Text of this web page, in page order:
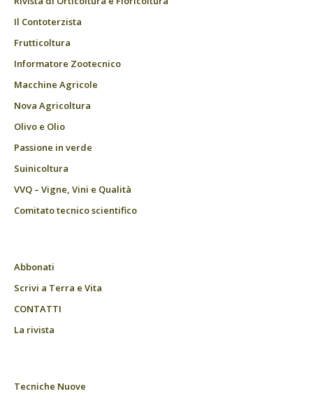
Il Contoterzista
Frutticoltura
Informatore Zootecnico
Macchine Agricole
Nova Agricoltura
Olivo e Olio
Passione in verde
Suinicoltura
VVQ – Vigne, Vini e Qualità
Comitato tecnico scientifico
Abbonati
Scrivi a Terra e Vita
CONTATTI
La rivista
Tecniche Nuove